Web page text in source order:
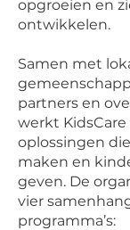
opgroeien en
ontwikkelen.
Samen met
partners en
werkt
oplossingen
maken en
geven. De
vier
programma’s: